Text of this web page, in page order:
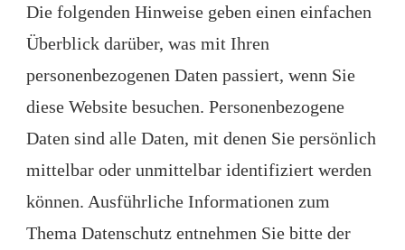
Die folgenden Hinweise geben einen einfachen
Überblick darüber, was mit Ihren
personenbezogenen Daten passiert, wenn Sie
diese Website besuchen. Personenbezogene
Daten sind alle Daten, mit denen Sie persönlich
mittelbar oder unmittelbar identifiziert werden
können. Ausführliche Informationen zum
Thema Datenschutz entnehmen Sie bitte der